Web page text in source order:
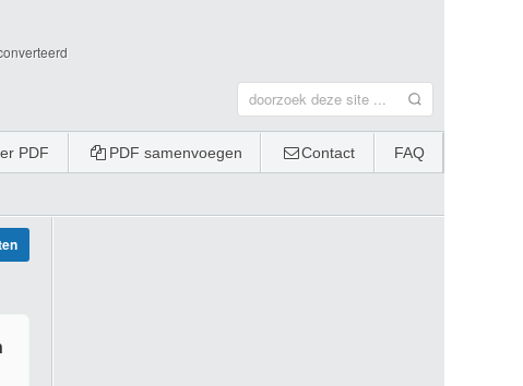
PDF PDF samenvoegen Contact FAQ